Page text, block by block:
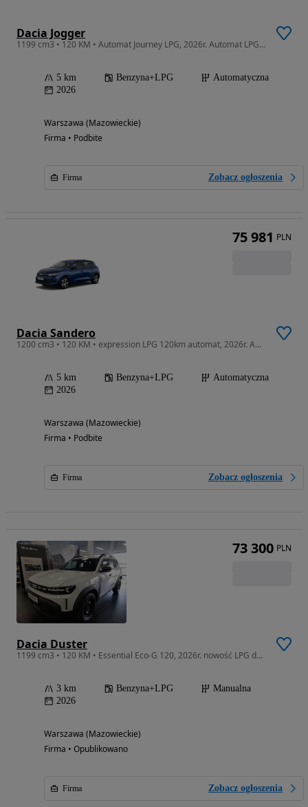
Dacia Jogger
1199 cm3 • 120 KM • Automat Journey LPG, 2026r. Automat LPG Journey Nowe Auto Gwarancja
5 km Benzyna+LPG
Automatyczna
2026
Warszawa (Mazowieckie)
Firma • Podbite
Firma Zobacz ogłoszenia
Dacia Sandero
1200 cm3 • 120 KM • expression LPG 120km automat, 2026r. Auto nowe gwarancja fabryczna
5 km Benzyna+LPG
Automatyczna
2026
Warszawa (Mazowieckie)
Firma • Podbite
Firma Zobacz ogłoszenia
75 981 PLN
Dacia Duster
1199 cm3 • 120 KM • Essential Eco-G 120, 2026r. nowość LPG do zamówienia
3 km Benzyna+LPG
Manualna
2026
Warszawa (Mazowieckie)
Firma • Opublikowano
Firma Zobacz ogłoszenia
73 300 PLN